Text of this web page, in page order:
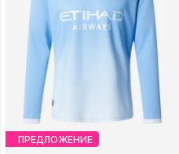
ПРЕДЛОЖЕНИЕ